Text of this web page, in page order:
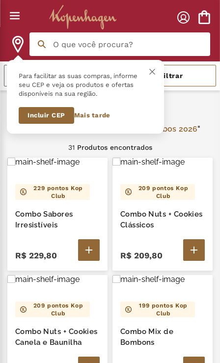
Para facilitar as suas compras, informe
seu CEP e veja os produtos e ofertas
disponíveis na sua região.
Incluir CEP Mais tarde
O que você procura?
Relevância Filtrar
kits-e-combos 2026
kits-e-combos 2026
31 Produtos
229 pontos Kop
Club
Combo Sabores
Irresistíveis
R$ 229,80
209 pontos Kop
Club
Combo Nuts + Cookies
Clássicos
R$ 209,80
209 pontos Kop
Club
Combo Nuts + Cookies
Canela e Baunilha
199 pontos Kop
Club
Combo Mix de
Bombons
Termos mais buscados
4º trufa
kit
zero lactose